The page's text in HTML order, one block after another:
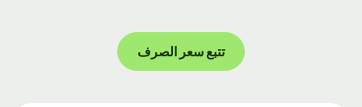
تتبع سعر الصرف